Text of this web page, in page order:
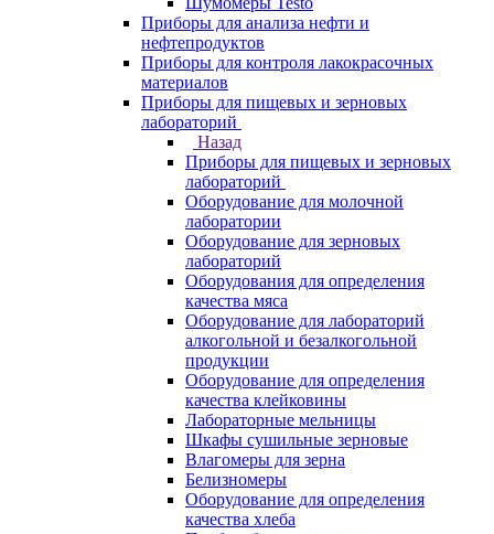
Приборы для анализа нефти и
нефтепродуктов
Приборы для контроля лакокрасочных
материалов
Приборы для пищевых и зерновых
лабораторий
Назад
Приборы для пищевых и зерновых
лабораторий
Оборудование для молочной
лаборатории
Оборудование для зерновых
лабораторий
Оборудования для определения
качества мяса
Оборудование для лабораторий
алкогольной и безалкогольной
продукции
Оборудование для определения
качества клейковины
Лабораторные мельницы
Шкафы сушильные зерновые
Влагомеры для зерна
Белизномеры
Оборудование для определения
качества хлеба